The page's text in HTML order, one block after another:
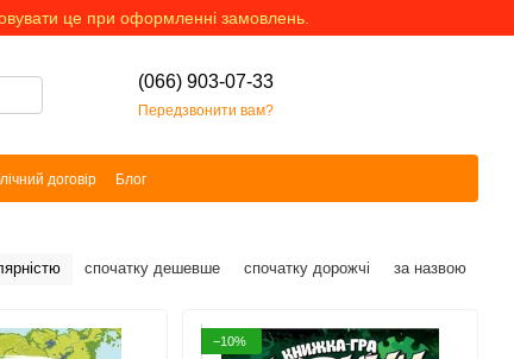
це при оформленні замовлень.
(066) 903-07-33
Передзвонити вам?
договір Блог
спочатку дешевше спочатку дорожчі за назвою
−10%